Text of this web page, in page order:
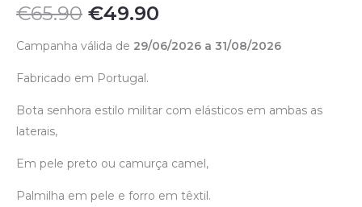
€65.90 €49.90
Campanha válida de 29/06/2026 a 31/08/2026
Fabricado em Portugal.
Bota senhora estilo militar com elásticos em ambas as
laterais,
Em pele preto ou camurça camel,
Palmilha em pele e forro em têxtil.